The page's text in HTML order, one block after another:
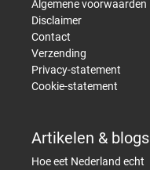
Algemene voorwaarden
Disclaimer
Contact
Verzending
Privacy-statement
Cookie-statement
Artikelen & blogs
Hoe eet Nederland echt